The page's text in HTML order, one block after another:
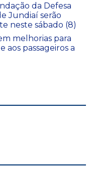
da Defesa
Jundiaí serão
neste sábado (8)
melhorias para
aos passageiros a